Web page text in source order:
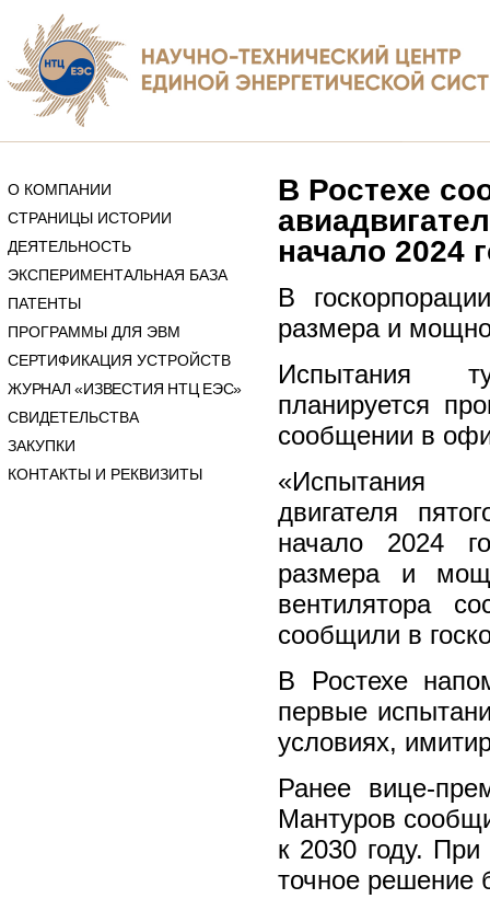
О КОМПАНИИ
СТРАНИЦЫ ИСТОРИИ
ДЕЯТЕЛЬНОСТЬ
ЭКСПЕРИМЕНТАЛЬНАЯ БАЗА
ПАТЕНТЫ
ПРОГРАММЫ ДЛЯ ЭВМ
СЕРТИФИКАЦИЯ УСТРОЙСТВ
ЖУРНАЛ «ИЗВЕСТИЯ НТЦ ЕЭС»
СВИДЕТЕЛЬСТВА
ЗАКУПКИ
КОНТАКТЫ И РЕКВИЗИТЫ
В Ростехе
начало 2024
В
размера и
Испытания
планируется
сообщении в
«Испытания
двигателя
начало 2024
размера и
вентилятора
сообщили в
В Ростехе
первые
условиях,
Ранее вице-
Мантуров
к 2030 году.
точное решение